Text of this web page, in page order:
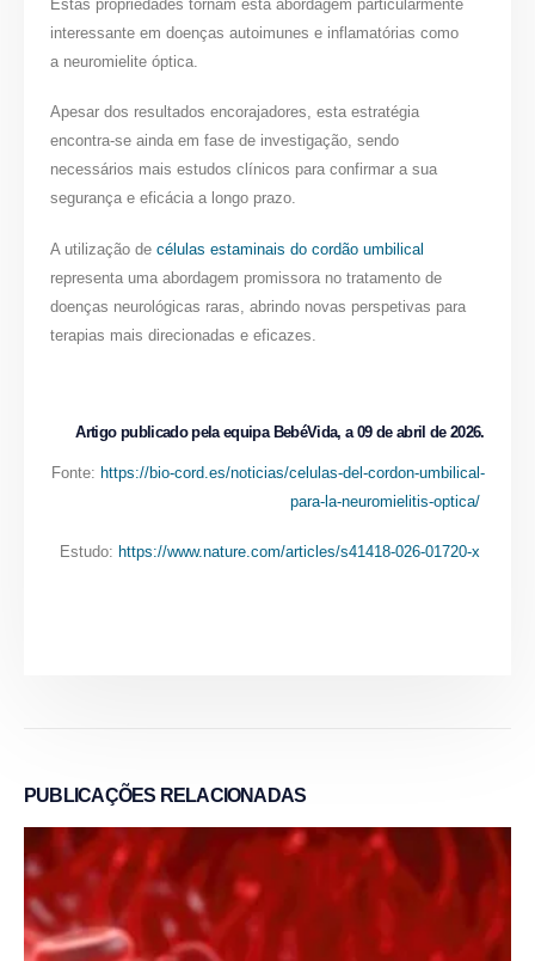
Estas propriedades tornam esta abordagem particularmente
interessante em doenças autoimunes e inflamatórias como
a neuromielite óptica.
Apesar dos resultados encorajadores, esta estratégia
encontra-se ainda em fase de investigação, sendo
necessários mais estudos clínicos para confirmar a sua
segurança e eficácia a longo prazo.
A utilização decélulas estaminais do cordão umbilical
representa uma abordagem promissora no tratamento de
doenças neurológicas raras, abrindo novas perspetivas para
terapias mais direcionadas e eficazes.
Artigo publicado pela equipa BebéVida, a 09 de abril de 2026.
Fonte: https://bio-cord.es/noticias/celulas-del-cordon-umbilical-
para-la-neuromielitis-optica/
Estudo: https://www.nature.com/articles/s41418-026-01720-x
PUBLICAÇÕES RELACIONADAS